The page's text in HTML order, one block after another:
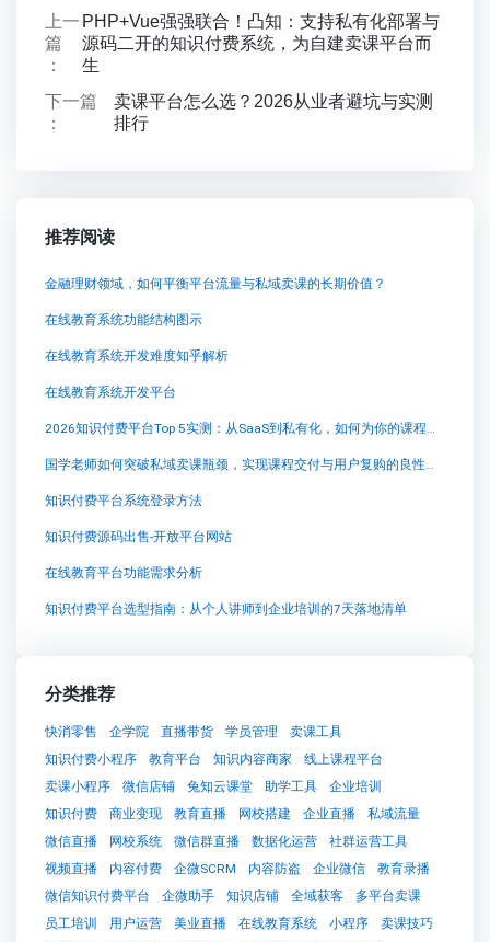
上一
篇
：
PHP+Vue强强联合！凸知：支持私有化部署与
源码二开的知识付费系统，为自建卖课平台而
生
下一篇
：
卖课平台怎么选？2026从业者避坑与实测
排行
推荐阅读
金融理财领域，如何平衡平台流量与私域卖课的长期价值？
在线教育系统功能结构图示
在线教育系统开发难度知乎解析
在线教育系统开发平台
2026知识付费平台Top 5实测：从SaaS到私有化，如何为你的课程找到最佳“数字货架”？
国学老师如何突破私域卖课瓶颈，实现课程交付与用户复购的良性循环？
知识付费平台系统登录方法
知识付费源码出售-开放平台网站
在线教育平台功能需求分析
知识付费平台选型指南：从个人讲师到企业培训的7天落地清单
分类推荐
快消零售 企学院 直播带货 学员管理
卖课工具
知识付费小程序
教育平台 知识内容商家
线上课程平台
卖课小程序
微信店铺 兔知云课堂 助学工具
企业培训
知识付费
商业变现 教育直播 网校搭建 企业直播
私域流量
微信直播
网校系统 微信群直播 数据化运营
社群运营工具
视频直播
内容付费 企微SCRM 内容防盗 企业微信
教育录播
微信知识付费平台
企微助手 知识店铺 全域获客
多平台卖课
员工培训
用户运营 美业直播 在线教育系统 小程序
卖课技巧